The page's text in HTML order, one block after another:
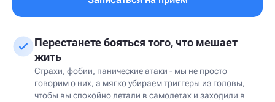
Перестанете бояться того, что мешает
жить
Страхи, фобии, панические атаки - мы не просто
говорим о них, а мягко убираем триггеры из головы,
чтобы вы спокойно летали в самолетах и заходили в